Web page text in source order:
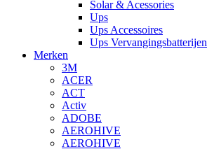
Solar & Acessories
Ups
Ups Accessoires
Ups Vervangingsbatterijen
Merken
3M
ACER
ACT
Activ
ADOBE
AEROHIVE
AEROHIVE